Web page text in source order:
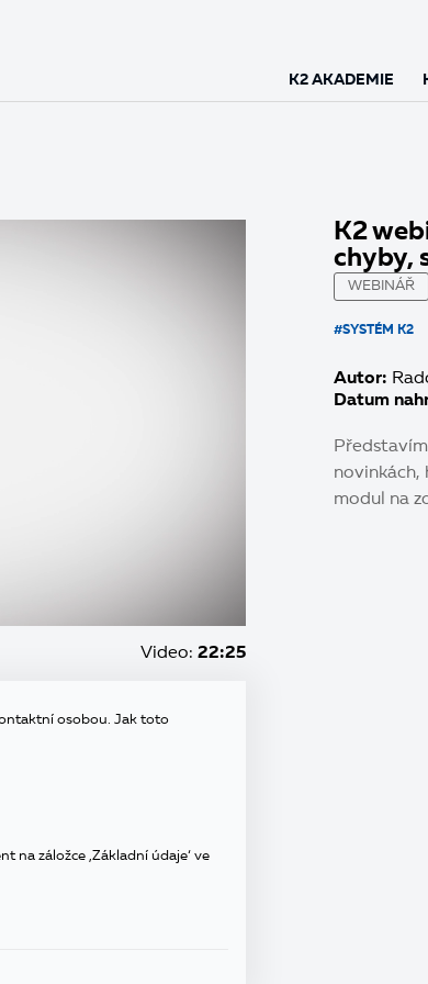
K2 AKADEMIE
Video: 22:25
K2
chyby,
WEBINÁŘ
#SYSTÉM K2
Autor:
Datum
novinkách,
modul na
osobou. Jak toto
záložce ‚Základní údaje‘ ve